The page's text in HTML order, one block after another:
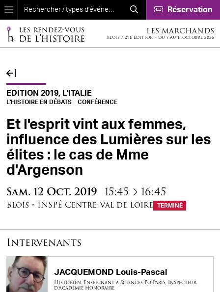
Aller au contenu principal
Réservation
LES MARCHANDS
BLOIS / 29E ÉDITION - DU 7 AU 11 OCTOBRE 2026
EDITION 2019, L'ITALIE
L'HISTOIRE EN DÉBATS CONFÉRENCE
Et l'esprit vint aux femmes,
influence des Lumières sur les
élites : le cas de Mme
d'Argenson
Sam. 12 Oct. 2019 15:45 à16:45
Blois • INSPÉ Centre-Val de Loire TERMINÉ
Intervenants
JACQUEMOND Louis-Pascal
Historien, Enseignant à Sciences Po Paris, Inspecteur
d'Académie Honoraire